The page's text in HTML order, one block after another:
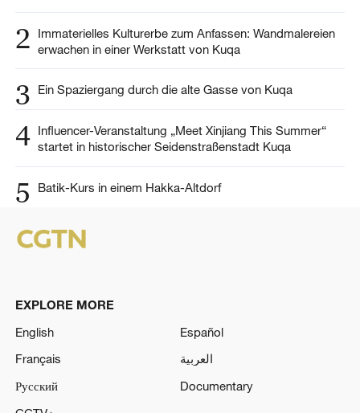
2
Immaterielles Kulturerbe zum Anfassen: Wandmalereien
erwachen in einer Werkstatt von Kuqa
3 Ein Spaziergang durch die alte Gasse von Kuqa
4 Influencer-Veranstaltung „Meet Xinjiang This Summer“
startet in historischer Seidenstraßenstadt Kuqa
5 Batik-Kurs in einem Hakka-Altdorf
EXPLORE MORE
English
Español
Français
العربية
Русский
Documentary